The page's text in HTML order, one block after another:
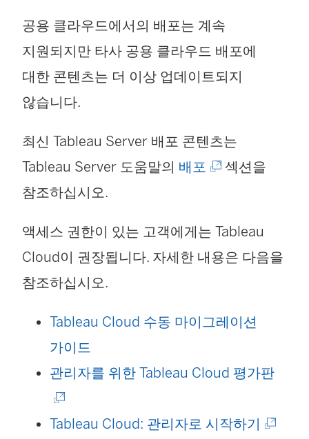
공용 클라우드에서의 배포는 계속
지원되지만 타사 공용 클라우드 배포에
대한 콘텐츠는 더 이상 업데이트되지
않습니다.
최신 Tableau Server 배포 콘텐츠는
Tableau Server 도움말의 배포 (
가
새
에
열
)
섹션을
참조하십시오.
액세스 권한이 있는 고객에게는 Tableau
Cloud이 권장됩니다. 자세한 내용은 다음을
참조하십시오.
Tableau Cloud 수동 마이그레이션
가이드
관리자를 위한 Tableau Cloud 평가판(
크
Tableau Cloud: 관리자로 시작하기 (